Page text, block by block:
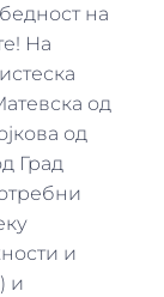
на
На
од
од
Град
и
и